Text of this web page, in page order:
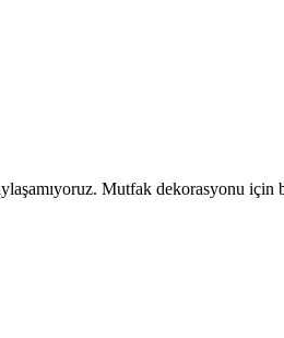
Mutfak dekorasyonu için